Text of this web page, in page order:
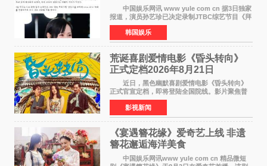
中国娱乐网讯 www yule com cn 据3日独家
报道，演员孙艺珍已决定录制JTBC综艺节目《拜
托了冰箱》，目前正在协调具体细节。这是孙艺
珍首次公开个人冰箱，也是她婚后首次以玄彬的
妻子身份参与
韩国娱乐
荒诞喜剧爱情电影《昏头转向》
正式定档2026年8月21日
近日，黑色幽默喜剧爱情电影《昏头转向》
正式官宣定档，即将登陆全国院线。影片聚焦普
通人的荒诞生活，以戏谑诙谐的镜头语言、反转
不断的剧情，融合爆笑喜剧与细腻爱情元素，打
造出一部接地气
影视新闻
《宴遇簪花缘》爱奇艺上线 非遗
簪花邂逅海洋美食
中国娱乐网讯www yule com cn 精品微短